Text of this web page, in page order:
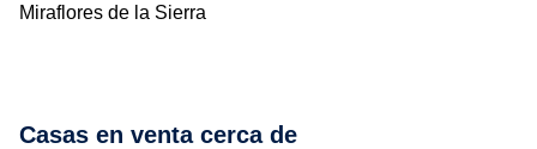
Miraflores de la Sierra
Casas en venta cerca de